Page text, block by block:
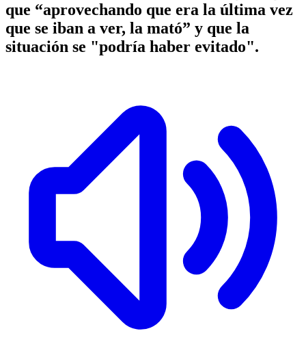
que “aprovechando que era la última vez
que se iban a ver, la mató” y que la
situación se "podría haber evitado".